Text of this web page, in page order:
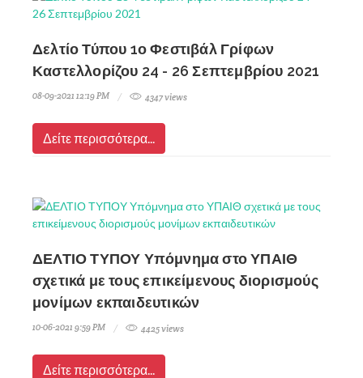
Δελτίο Τύπου 1ο Φεστιβάλ Γρίφων
Καστελλορίζου 24 - 26 Σεπτεμβρίου 2021
08-09-2021 12:19 PM 4347 views
Δείτε περισσότερα...
ΔΕΛΤΙΟ ΤΥΠΟΥ Υπόμνημα στο ΥΠΑΙΘ
σχετικά με τους επικείμενους διορισμούς
μονίμων εκπαιδευτικών
10-06-2021 9:59 PM 4425 views
Δείτε περισσότερα...